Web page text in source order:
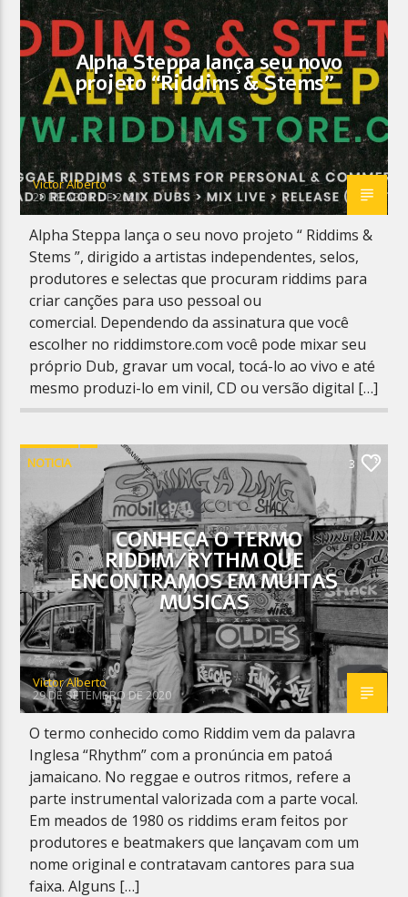
Planeta Reggae
Alpha Steppa lança seu novo
projeto “Riddims & Stems”
Victor Alberto
20 DE ABRIL DE 2021
Alpha Steppa lança o seu novo projeto “ Riddims &
Stems ”, dirigido a artistas independentes, selos,
produtores e selectas que procuram riddims para
criar canções para uso pessoal ou
comercial. Dependendo da assinatura que você
escolher no riddimstore.com você pode mixar seu
próprio Dub, gravar um vocal, tocá-lo ao vivo e até
mesmo produzi-lo em vinil, CD ou versão digital […]
NOTICIA 3
CONHEÇA O TERMO
RIDDIM/RYTHM QUE
ENCONTRAMOS EM MUITAS
MÚSICAS
Victor Alberto
29 DE SETEMBRO DE 2020
O termo conhecido como Riddim vem da palavra
Inglesa “Rhythm” com a pronúncia em patoá
jamaicano. No reggae e outros ritmos, refere a
parte instrumental valorizada com a parte vocal.
Em meados de 1980 os riddims eram feitos por
produtores e beatmakers que lançavam com um
nome original e contratavam cantores para sua
faixa. Alguns […]